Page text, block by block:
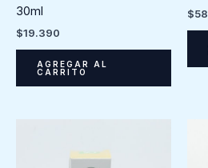
30ml
$19.390
AGREGAR AL
CARRITO
$